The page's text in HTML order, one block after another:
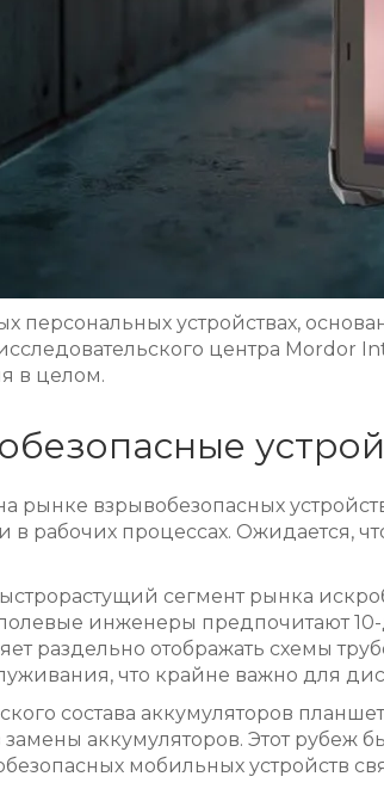
персональных устройствах,
центра Mordor
в целом.
рынке взрывобезопасных
рабочих процессах. Ожидается,
сегмент рынка
полевые инженеры предпочитают
раздельно отображать схемы
что крайне важно для
состава аккумуляторов
аккумуляторов. Этот
мобильных устройств